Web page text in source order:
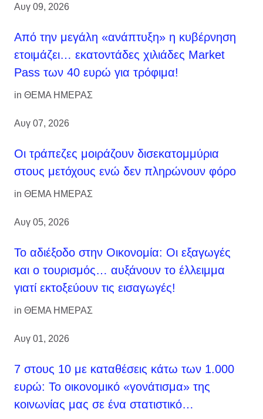
Αυγ 09, 2026
Από την μεγάλη «ανάπτυξη» η κυβέρνηση
ετοιμάζει… εκατοντάδες χιλιάδες Market
Pass των 40 ευρώ για τρόφιμα!
in ΘΕΜΑ ΗΜΕΡΑΣ
Αυγ 07, 2026
Οι τράπεζες μοιράζουν δισεκατομμύρια
στους μετόχους ενώ δεν πληρώνουν φόρο
in ΘΕΜΑ ΗΜΕΡΑΣ
Αυγ 05, 2026
Το αδιέξοδο στην Οικονομία: Οι εξαγωγές
και ο τουρισμός… αυξάνουν το έλλειμμα
γιατί εκτοξεύουν τις εισαγωγές!
in ΘΕΜΑ ΗΜΕΡΑΣ
Αυγ 01, 2026
7 στους 10 με καταθέσεις κάτω των 1.000
ευρώ: Το οικονομικό «γονάτισμα» της
κοινωνίας μας σε ένα στατιστικό…